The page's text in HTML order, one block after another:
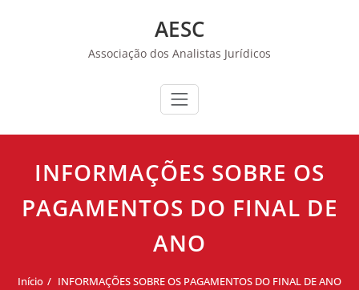
AESC
Associação dos Analistas Jurídicos
INFORMAÇÕES SOBRE OS
PAGAMENTOS DO FINAL DE
ANO
Início INFORMAÇÕES SOBRE OS PAGAMENTOS DO FINAL DE ANO